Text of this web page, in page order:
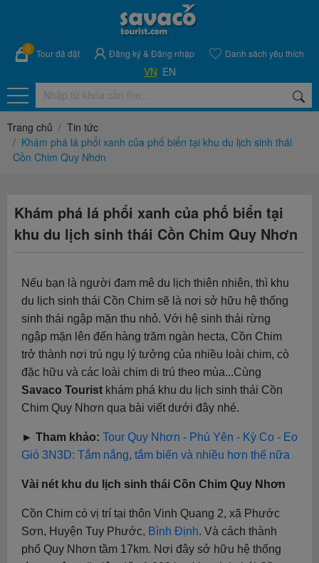
0 Tour đã đặt Đăng ký& Đăng nhập Danh sách yêu thích
VN EN
Trang chủ
Tin tức
Khám phá lá phổi xanh của phố biển tại khu du lịch sinh thái
Cồn Chim Quy Nhơn
Khám phá lá phổi xanh của phố biển tại
khu du lịch sinh thái Cồn Chim Quy Nhơn
Nếu bạn là người đam mê du lịch thiên nhiên, thì khu
du lịch sinh thái Cồn Chim sẽ là nơi sở hữu hệ thống
sinh thái ngập mặn thu nhỏ. Với hệ sinh thái rừng
ngập mặn lên đến hàng trăm ngàn hecta, Cồn Chim
trở thành nơi trú ngụ lý tưởng của nhiều loài chim, cò
đặc hữu và các loài chim di trú theo mùa...Cùng
Savaco Tourist khám phá khu du lịch sinh thái Cồn
Chim Quy Nhơn qua bài viết dưới đây nhé.
► Tham khảo: Tour Quy Nhơn - Phú Yên - Kỳ Co - Eo
Gió 3N3D: Tắm nắng, tắm biển và nhiều hơn thế nữa
Vài nét khu du lịch sinh thái Cồn Chim Quy Nhơn
Cồn Chim có vị trí tại thôn Vinh Quang 2, xã Phước
Sơn, Huyện Tuy Phước, Bình Định. Và cách thành
phố Quy Nhơn tầm 17km. Nơi đây sở hữu hệ thống